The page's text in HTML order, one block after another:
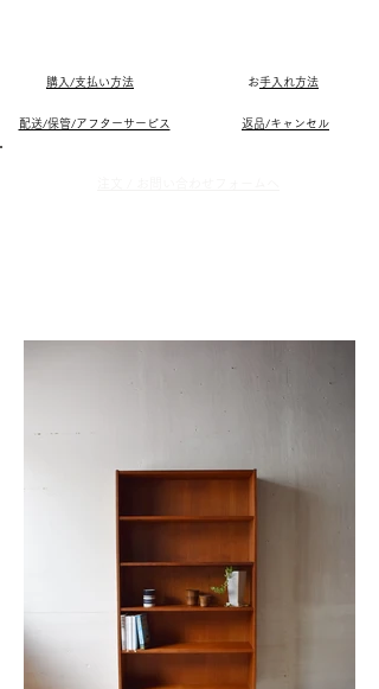
購入/支払い方法 ​お手入れ方法
配送/保管/アフターサービス 返品/キャンセル